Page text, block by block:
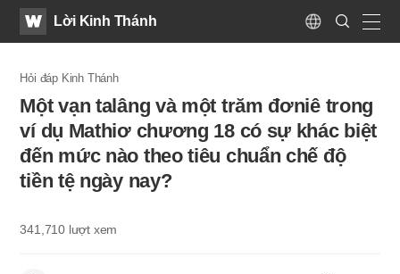
WATVLời Kinh Thánh
Language
Search
Submit
Hỏi đáp Kinh Thánh
Một vạn talâng và một trăm đơniê trong
ví dụ Mathiơ chương 18 có sự khác biệt
đến mức nào theo tiêu chuẩn chế độ
tiền tệ ngày nay?
341,710 lượt xem